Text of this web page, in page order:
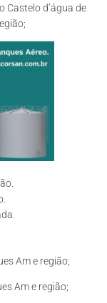
Castelo d’água de
Am e região;
Am e região;